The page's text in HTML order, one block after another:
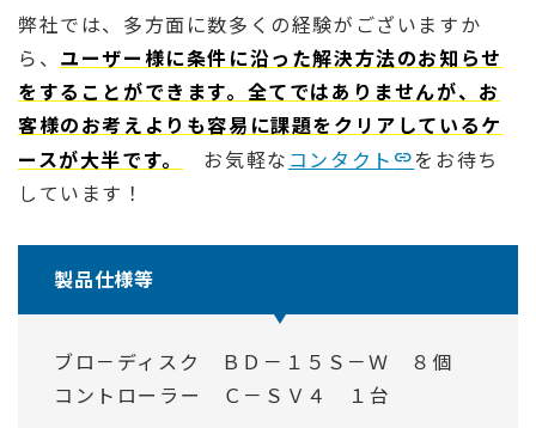
弊社では、多方面に数多くの経験がございますか
ら、 ユーザー様に条件に沿った解決方法のお知らせ
をすることができます。全てではありませんが、お
客様のお考えよりも容易に課題をクリアしているケ
ースが大半です。
お気軽な コンタクト
をお待ち
しています！
製品仕様等
ブロ－ディスク ＢＤ－１５Ｓ－Ｗ ８個
コントローラー Ｃ－ＳＶ４ １台